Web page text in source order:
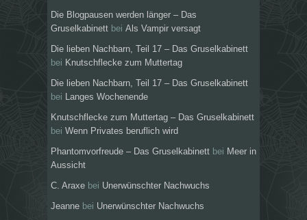
Die Blogpausen werden länger – Das
Gruselkabinett bei Als Vampir versagt
Die lieben Nachbarn, Teil 17 – Das Gruselkabinett
bei Knutschflecke zum Muttertag
Die lieben Nachbarn, Teil 17 – Das Gruselkabinett
bei
Langes Wochenende
Knutschflecke zum Muttertag – Das Gruselkabinett
bei Wenn Privates beruflich wird
Phantomvorfreude – Das Gruselkabinett bei Meer in
Aussicht
C. Araxe bei Unerwünschter Nachwuchs
Jeanne bei Unerwünschter Nachwuchs